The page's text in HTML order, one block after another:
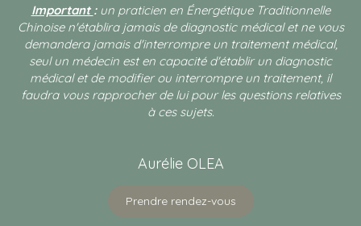
Important : un praticien en Énergétique Traditionnelle
Chinoise n'établira jamais de diagnostic médical et ne vous
demandera jamais d'interrompre un traitement médical,
seul un médecin est en capacité d'établir un diagnostic
médical et de modifier ou interrompre un traitement, il
faudra vous rapprocher de lui pour les questions relatives
à ces sujets.
Aurélie OLEA
Prendre rendez-vous